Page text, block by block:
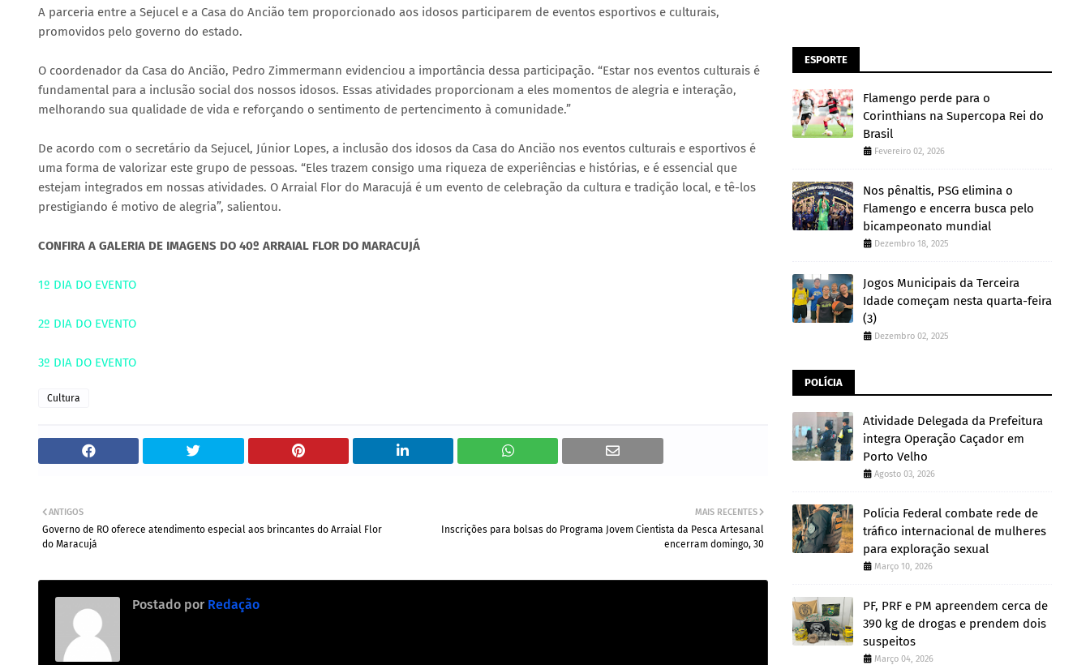
A parceria entre a Sejucel e a Casa do Ancião tem proporcionado aos idosos participarem de eventos esportivos e culturais,
promovidos pelo governo do estado.
O coordenador da Casa do Ancião, Pedro Zimmermann evidenciou a importância dessa participação. “Estar nos eventos culturais é
fundamental para a inclusão social dos nossos idosos. Essas atividades proporcionam a eles momentos de alegria e interação,
melhorando sua qualidade de vida e reforçando o sentimento de pertencimento à comunidade.”
De acordo com o secretário da Sejucel, Júnior Lopes, a inclusão dos idosos da Casa do Ancião nos eventos culturais e esportivos é
uma forma de valorizar este grupo de pessoas. “Eles trazem consigo uma riqueza de experiências e histórias, e é essencial que
estejam integrados em nossas atividades. O Arraial Flor do Maracujá é um evento de celebração da cultura e tradição local, e tê-los
prestigiando é motivo de alegria”, salientou.
CONFIRA A GALERIA DE IMAGENS DO 40º ARRAIAL FLOR DO MARACUJÁ
1º DIA DO EVENTO
2º DIA DO EVENTO
3º DIA DO EVENTO
Cultura
MAIS RECENTES
Inscrições para bolsas do Programa Jovem Cientista da Pesca Artesanal
encerram domingo, 30
ANTIGOS
Governo de RO oferece atendimento especial aos brincantes do Arraial Flor
do Maracujá
Postado por Redação
ESPORTE
Flamengo perde para o
Corinthians na Supercopa Rei do
Brasil
Fevereiro 02, 2026
Nos pênaltis, PSG elimina o
Flamengo e encerra busca pelo
bicampeonato mundial
Dezembro 18, 2025
Jogos Municipais da Terceira
Idade começam nesta quarta-feira
(3)
Dezembro 02, 2025
POLÍCIA
Atividade Delegada da Prefeitura
integra Operação Caçador em
Porto Velho
Agosto 03, 2026
Polícia Federal combate rede de
tráfico internacional de mulheres
para exploração sexual
Março 10, 2026
PF, PRF e PM apreendem cerca de
390 kg de drogas e prendem dois
suspeitos
Março 04, 2026